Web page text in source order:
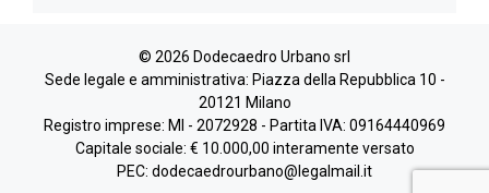
© 2026 Dodecaedro Urbano srl
Sede legale e amministrativa: Piazza della Repubblica 10 -
20121 Milano
Registro imprese: MI - 2072928 - Partita IVA: 09164440969
Capitale sociale: € 10.000,00 interamente versato
PEC: dodecaedrourbano@legalmail.it